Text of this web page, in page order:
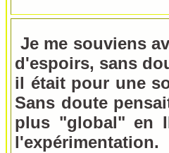
Je me souviens
d'espoirs, sans
il était pour une
Sans doute
plus "global" en
l'expérimentation.